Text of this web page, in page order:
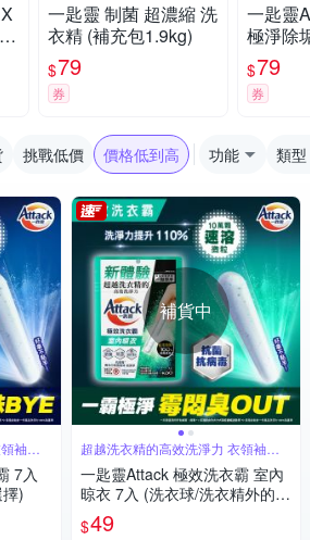
一匙靈 制菌 超濃縮 洗
衣精 (補充包1.9kg)
$79
券
一匙靈
極淨除
包
$79
券
挑戰低價 價格低到高 功能 類型
袖口
7入
)
補貨中
超越洗衣精的高效洗淨力 衣領袖口
超潔淨
一匙靈Attack 極效洗衣霸 室內
晾衣 7入 (洗衣球/洗衣精外的新
選擇)
$49